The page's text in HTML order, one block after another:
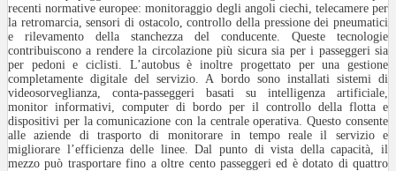
recenti normative europee: monitoraggio degli angoli ciechi, telecamere per
la retromarcia, sensori di ostacolo, controllo della pressione dei pneumatici
e rilevamento della stanchezza del conducente. Queste tecnologie
contribuiscono a rendere la circolazione più sicura sia per i passeggeri sia
per pedoni e ciclisti. L’autobus è inoltre progettato per una gestione
completamente digitale del servizio. A bordo sono installati sistemi di
videosorveglianza, conta-passeggeri basati su intelligenza artificiale,
monitor informativi, computer di bordo per il controllo della flotta e
dispositivi per la comunicazione con la centrale operativa. Questo consente
alle aziende di trasporto di monitorare in tempo reale il servizio e
migliorare l’efficienza delle linee. Dal punto di vista della capacità, il
mezzo può trasportare fino a oltre cento passeggeri ed è dotato di quattro